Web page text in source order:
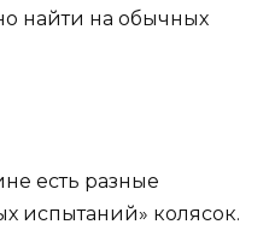
найти на обычных
есть разные
испытаний» колясок.